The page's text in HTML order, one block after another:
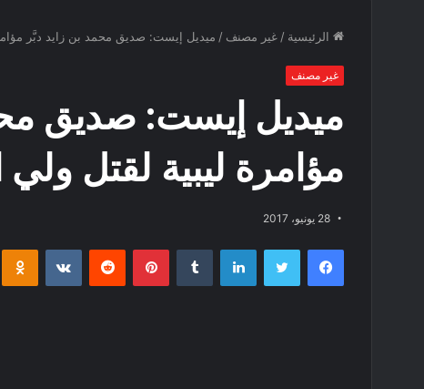
الرئيسية / غير مصنف / ميديل إيست: صديق محمد بن زايد دبَّر
غير مصنف
ميديل إيست: صديق
مؤامرة ليبية لقتل
28 يونيو، 2017
فيسبوك لينكدإن بينتيريست